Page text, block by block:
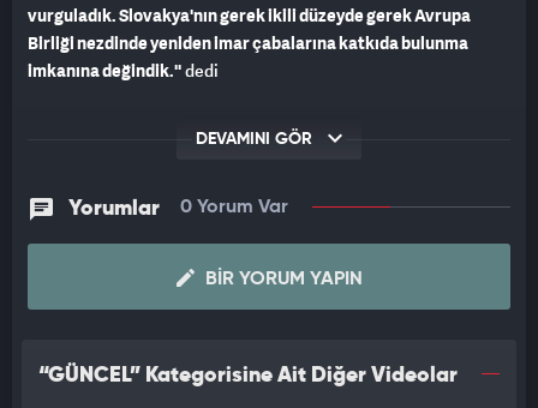
vurguladık. Slovakya'nın gerek ikili düzeyde gerek Avrupa
Birliği nezdinde yeniden imar çabalarına katkıda bulunma
imkanına değindik.''dedi
DEVAMINI GÖR
Yorumlar 0 Yorum Var
BIR YORUM YAPIN
“GÜNCEL” Kategorisine Ait Diğer Videolar